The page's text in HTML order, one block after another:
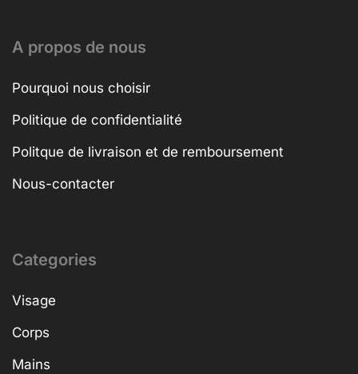
A propos de nous
Pourquoi nous choisir
Politique de confidentialité
Politque de livraison et de remboursement
Nous-contacter
Categories
Visage
Corps
Mains